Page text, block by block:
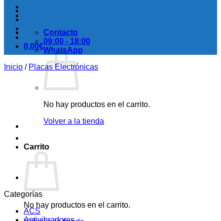
0,00€
No hay productos en el carrito.
Volver a la tienda
Carrito
No hay productos en el carrito.
Contacto
09:00 - 18:00
WhatsApp
Inicio / Placas Electrónicas
Categorías
ACS